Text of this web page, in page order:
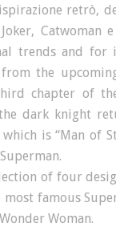
retrò,
Catwoman
trends and for
the
chapter of
dark knight
is “Man of
of four
famous
Woman.